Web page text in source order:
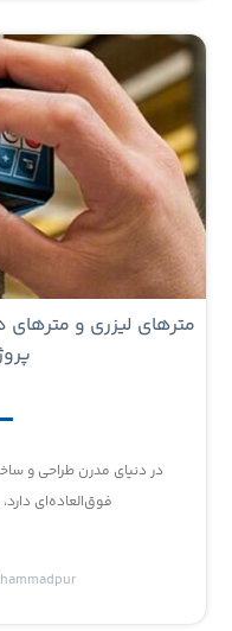
مترهای لیزری و
در دنیای مدرن طراحی و
فوق‌العاده‌ای